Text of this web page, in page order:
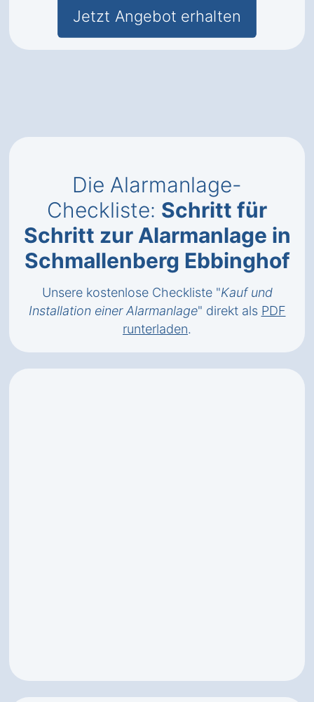
Jetzt Angebot erhalten
Die Alarmanlage-
Checkliste: Schritt für
Schritt zur Alarmanlage in
Schmallenberg Ebbinghof
Unsere kostenlose Checkliste "Kauf und
Installation einer Alarmanlage" direkt als PDF
runterladen.